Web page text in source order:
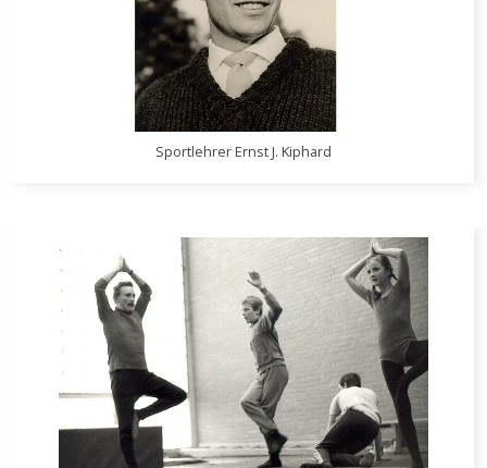
Sportlehrer Ernst J. Kiphard